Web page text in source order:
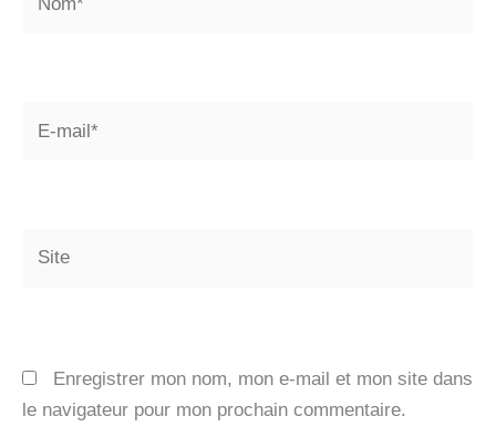
Enregistrer mon nom, mon e-mail et mon site dans
le navigateur pour mon prochain commentaire.